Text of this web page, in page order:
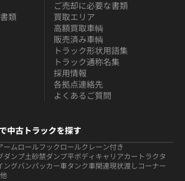
類
ご売却に必要な書類
買取エリア
高額買取車輌
販売済み車輌
トラック形状用語集
トラック通称名集
採用情報
各拠点連絡先
よくあるご質問
中古トラックを探す
ームロールフックロールクレーン付き
ダンプ土砂禁ダンプ平ボディ キャリアカー トラクタ
ングバンパッカー車タンク車関連現状渡しコーナー